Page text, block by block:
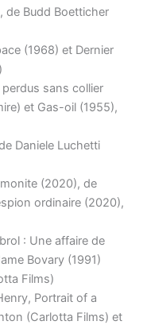
de Budd Boetticher
(1968) et Dernier
sans collier
et Gas-oil (1955),
Daniele Luchetti
(2020), de
ordinaire (2020),
: Une affaire de
Bovary (1991)
Films)
Portrait of a
(Carlotta Films) et